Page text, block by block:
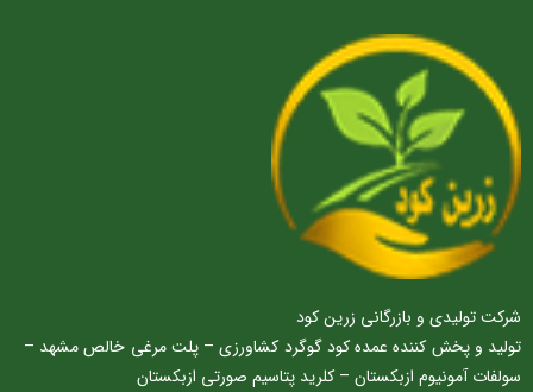
شرکت تولیدی و بازرگانی زرین کود
تولید و پخش کننده عمده کود گوگرد کشاورزی – پلت مرغی خالص مشهد –
سولفات آمونیوم ازبکستان – کلرید پتاسیم صورتی ازبکستان